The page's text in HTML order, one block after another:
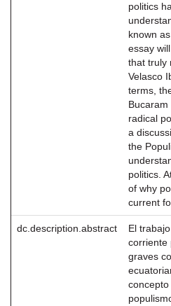
politics
known
essay
that truly
Velasco
terms,
radical
a
the
politics.
of why
current
dc.description.abstract
El
corriente
graves